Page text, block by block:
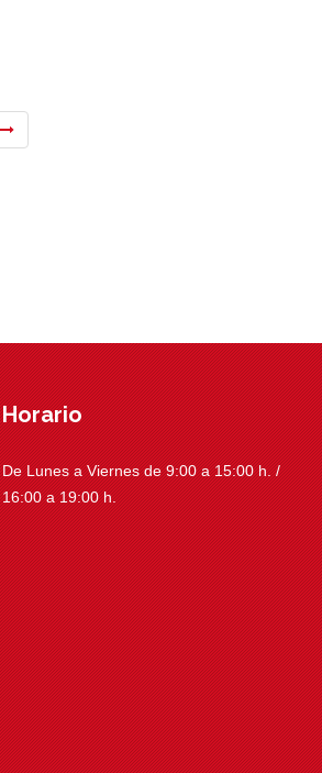
Horario
De Lunes a Viernes de 9:00 a 15:00 h. /
16:00 a 19:00 h.